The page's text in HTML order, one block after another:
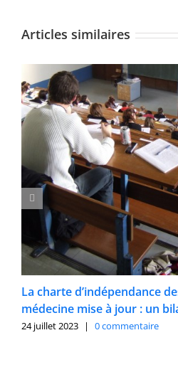
Articles similaires
La charte d’indépendance
médecine mise à jour : un
24 juillet 2023 | 0 commentaire